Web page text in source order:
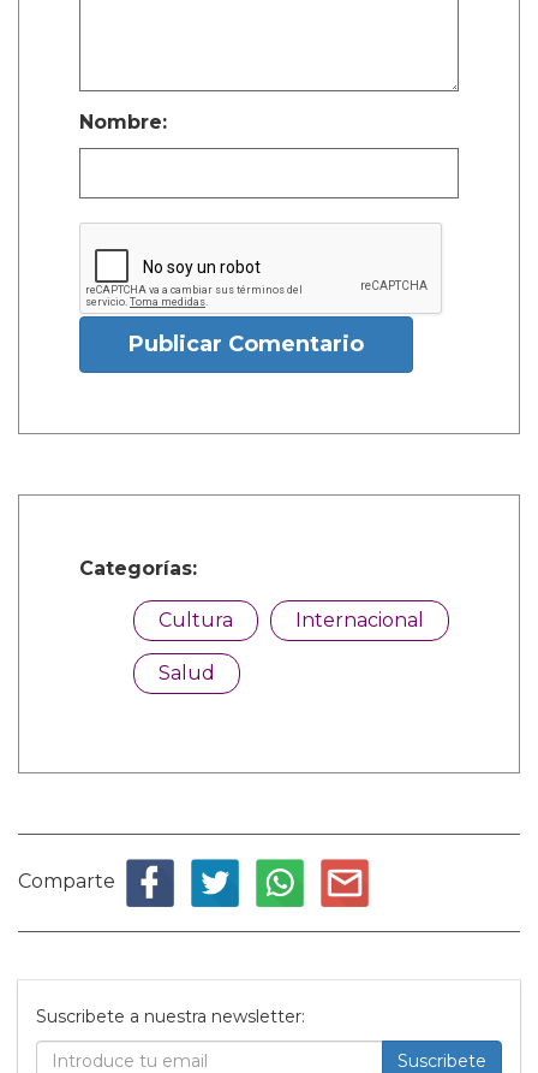
Nombre:
Publicar Comentario
Categorías:
Cultura Internacional
Salud
Comparte
Suscribete a nuestra newsletter:
Suscribete